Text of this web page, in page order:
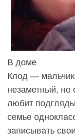
В доме
Клод —
незаметный,
любит
семье
записывать